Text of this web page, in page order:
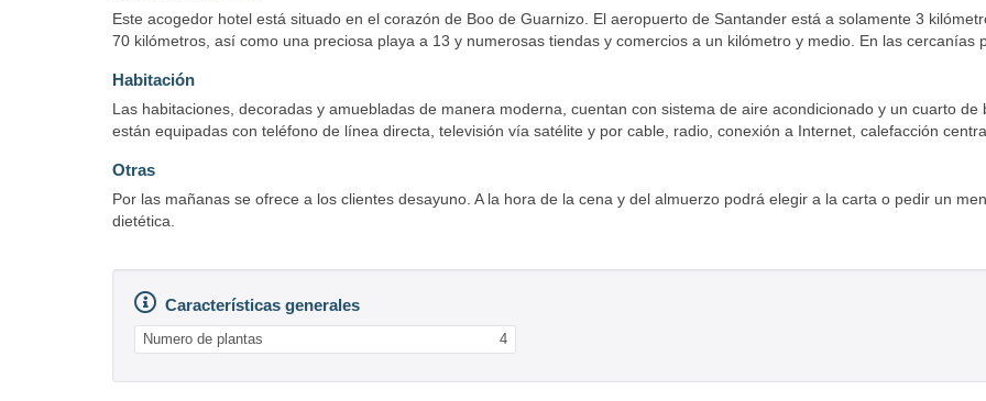
Este acogedor hotel está situado en el corazón de Boo de Guarnizo. El aeropuerto de Santander está a solamente 3
70 kilómetros, así como una preciosa playa a 13 y numerosas tiendas y comercios a un kilómetro y medio. En las cercanías
Habitación
Las habitaciones, decoradas y amuebladas de manera moderna, cuentan con sistema de aire acondicionado y un cuarto
están equipadas con teléfono de línea directa, televisión vía satélite y por cable, radio, conexión a Internet, calefacción
Otras
Por las mañanas se ofrece a los clientes desayuno. A la hora de la cena y del almuerzo podrá elegir a la carta o pedir un
dietética.
Características generales
Numero de plantas 4